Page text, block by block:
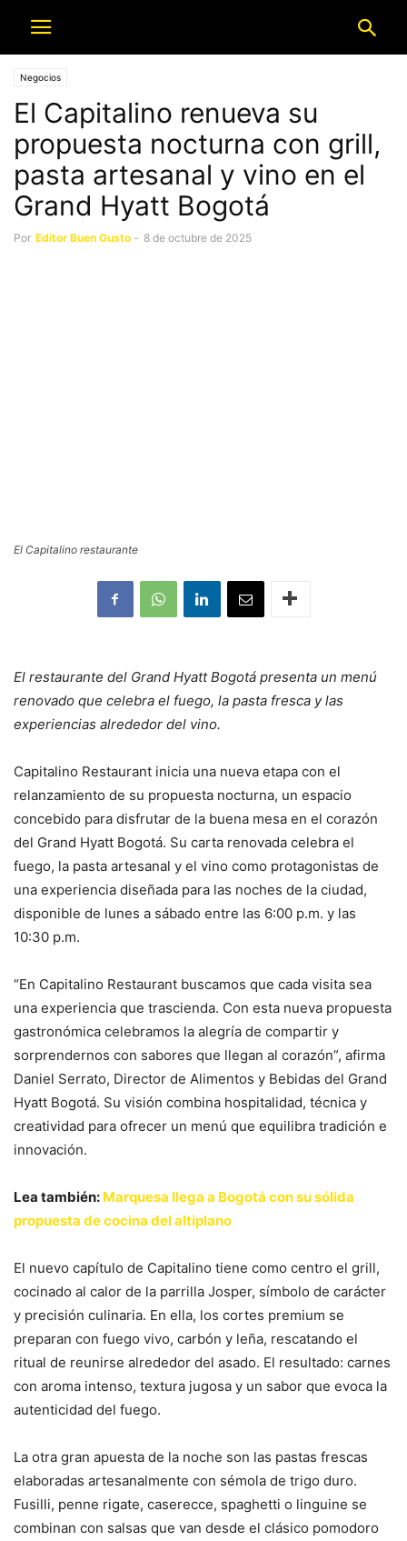
Negocios
El Capitalino renueva su
propuesta nocturna con grill,
pasta artesanal y vino en el
Grand Hyatt Bogotá
Por Editor Buen Gusto - 8 de octubre de 2025
El Capitalino restaurante
El restaurante del Grand Hyatt Bogotá presenta un menú
renovado que celebra el fuego, la pasta fresca y las
experiencias alrededor del vino.
Capitalino Restaurant inicia una nueva etapa con el
relanzamiento de su propuesta nocturna, un espacio
concebido para disfrutar de la buena mesa en el corazón
del Grand Hyatt Bogotá. Su carta renovada celebra el
fuego, la pasta artesanal y el vino como protagonistas de
una experiencia diseñada para las noches de la ciudad,
disponible de lunes a sábado entre las 6:00 p.m. y las
10:30 p.m.
“En Capitalino Restaurant buscamos que cada visita sea
una experiencia que trascienda. Con esta nueva propuesta
gastronómica celebramos la alegría de compartir y
sorprendernos con sabores que llegan al corazón”, afirma
Daniel Serrato, Director de Alimentos y Bebidas del Grand
Hyatt Bogotá. Su visión combina hospitalidad, técnica y
creatividad para ofrecer un menú que equilibra tradición e
innovación.
Lea también: Marquesa llega a Bogotá con su sólida
propuesta de cocina del altiplano
El nuevo capítulo de Capitalino tiene como centro el grill,
cocinado al calor de la parrilla Josper, símbolo de carácter
y precisión culinaria. En ella, los cortes premium se
preparan con fuego vivo, carbón y leña, rescatando el
ritual de reunirse alrededor del asado. El resultado: carnes
con aroma intenso, textura jugosa y un sabor que evoca la
autenticidad del fuego.
La otra gran apuesta de la noche son las pastas frescas
elaboradas artesanalmente con sémola de trigo duro.
Fusilli, penne rigate, caserecce, spaghetti o linguine se
combinan con salsas que van desde el clásico pomodoro